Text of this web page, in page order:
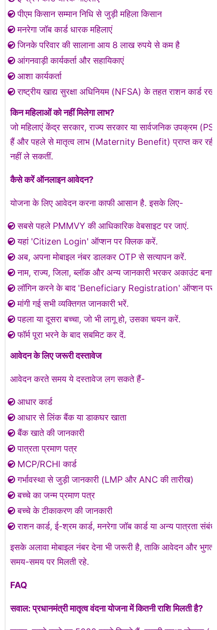
पीएम किसान सम्मान निधि से जुड़ी महिला किसान
मनरेगा जॉब कार्ड धारक महिलाएं
जिनके परिवार की सालाना आय 8 लाख रुपये से कम है
आंगनवाड़ी कार्यकर्ता और सहायिकाएं
आशा कार्यकर्ता
राष्ट्रीय खाद्य सुरक्षा अधिनियम (NFSA) के तहत राशन कार्ड
किन महिलाओं को नहीं मिलेगा लाभ?
जो महिलाएं केंद्र सरकार, राज्य सरकार या सार्वजनिक उपक्रम
हैं और पहले से मातृत्व लाभ (Maternity Benefit) प्राप्त कर रही
नहीं ले सकतीं.
कैसे करें ऑनलाइन आवेदन?
योजना के लिए आवेदन करना काफी आसान है. इसके लिए-
सबसे पहले PMMVY की आधिकारिक वेबसाइट पर जाएं.
यहां 'Citizen Login' ऑप्शन पर क्लिक करें.
अब, अपना मोबाइल नंबर डालकर OTP से सत्यापन करें.
नाम, राज्य, जिला, ब्लॉक और अन्य जानकारी भरकर अकाउंट
लॉगिन करने के बाद 'Beneficiary Registration' ऑप्शन पर
मांगी गई सभी व्यक्तिगत जानकारी भरें.
पहला या दूसरा बच्चा, जो भी लागू हो, उसका चयन करें.
फॉर्म पूरा भरने के बाद सबमिट कर दें.
आवेदन के लिए जरूरी दस्तावेज
आवेदन करते समय ये दस्तावेज लग सकते हैं-
आधार कार्ड
आधार से लिंक बैंक या डाकघर खाता
बैंक खाते की जानकारी
पात्रता प्रमाण पत्र
MCP/RCHI कार्ड
गर्भावस्था से जुड़ी जानकारी (LMP और ANC की तारीख)
बच्चे का जन्म प्रमाण पत्र
बच्चे के टीकाकरण की जानकारी
राशन कार्ड, ई-श्रम कार्ड, मनरेगा जॉब कार्ड या अन्य पात्रता
इसके अलावा मोबाइल नंबर देना भी जरूरी है, ताकि आवेदन और
समय-समय पर मिलती रहे.
FAQ
सवाल: प्रधानमंत्री मातृत्व वंदना योजना में कितनी राशि मिलती है?